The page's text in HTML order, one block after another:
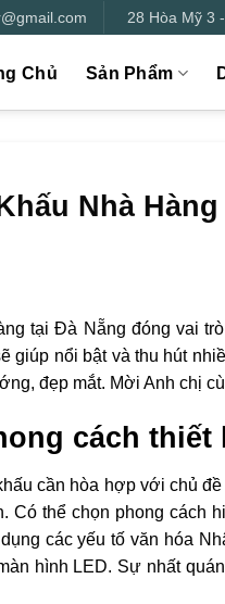
28 Hòa Mỹ 3
Chủ Sản Phẩm
Nhà
tại Đà Nẵng đóng vai
giúp nổi bật và thu hút
đẹp mắt. Mời Anh chị
cách
cần hòa hợp với chủ
Có thể chọn phong cách
các yếu tố văn hóa
hình LED. Sự nhất